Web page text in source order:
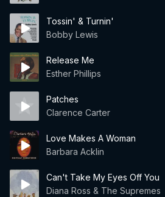
Tossin' & Turnin'
Bobby Lewis
Release Me
Esther Phillips
Patches
Clarence Carter
Love Makes A Woman
Barbara Acklin
Can't Take My Eyes Off You
Diana Ross & The Supremes